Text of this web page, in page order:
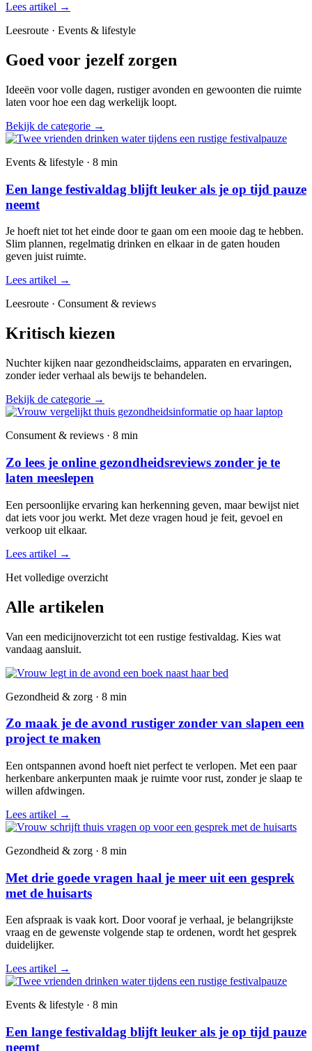
Lees artikel →
Leesroute · Events & lifestyle
Goed voor jezelf zorgen
Ideeën voor volle dagen, rustiger avonden en gewoonten die ruimte
laten voor hoe een dag werkelijk loopt.
Bekijk de categorie →
Events & lifestyle · 8 min
Een lange festivaldag blijft leuker als je op tijd pauze
neemt
Je hoeft niet tot het einde door te gaan om een mooie dag te hebben.
Slim plannen, regelmatig drinken en elkaar in de gaten houden
geven juist ruimte.
Lees artikel →
Leesroute · Consument & reviews
Kritisch kiezen
Nuchter kijken naar gezondheidsclaims, apparaten en ervaringen,
zonder ieder verhaal als bewijs te behandelen.
Bekijk de categorie →
Consument & reviews · 8 min
Zo lees je online gezondheidsreviews zonder je te
laten meeslepen
Een persoonlijke ervaring kan herkenning geven, maar bewijst niet
dat iets voor jou werkt. Met deze vragen houd je feit, gevoel en
verkoop uit elkaar.
Lees artikel →
Het volledige overzicht
Alle artikelen
Van een medicijnoverzicht tot een rustige festivaldag. Kies wat
vandaag aansluit.
Gezondheid & zorg · 8 min
Zo maak je de avond rustiger zonder van slapen een
project te maken
Een ontspannen avond hoeft niet perfect te verlopen. Met een paar
herkenbare ankerpunten maak je ruimte voor rust, zonder je slaap te
willen afdwingen.
Lees artikel →
Gezondheid & zorg · 8 min
Met drie goede vragen haal je meer uit een gesprek
met de huisarts
Een afspraak is vaak kort. Door vooraf je verhaal, je belangrijkste
vraag en de gewenste volgende stap te ordenen, wordt het gesprek
duidelijker.
Lees artikel →
Events & lifestyle · 8 min
Een lange festivaldag blijft leuker als je op tijd pauze
neemt